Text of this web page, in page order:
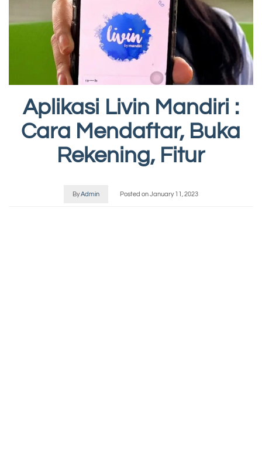
Aplikasi Livin Mandiri :
Cara Mendaftar, Buka
Rekening, Fitur
ByAdmin Posted onJanuary 11, 2023